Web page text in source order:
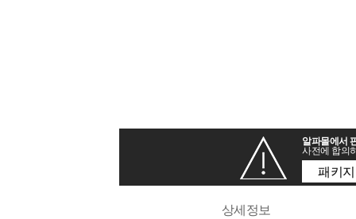
알파몰에서
사전에 합의
패키
상세정보